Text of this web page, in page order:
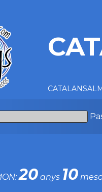
20 anys 10